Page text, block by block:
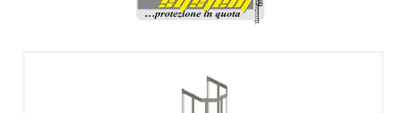
A CASTELLO E SPECIALI
SGABELLI E CAVALLETTI